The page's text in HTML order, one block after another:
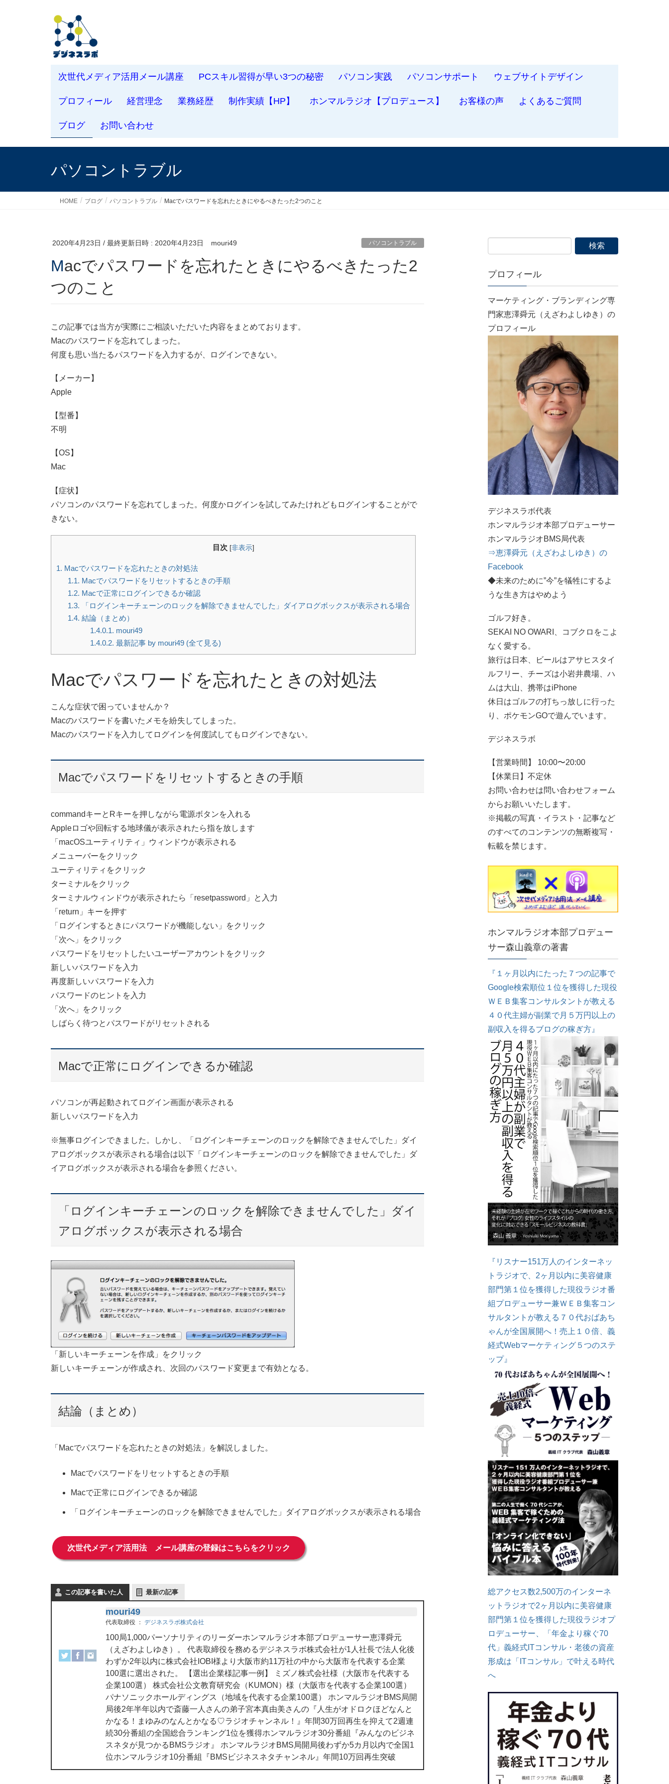
次世代メディア活用メール講座 PCスキル習得が早い3つの秘密 パソコン実践 パソコンサポート ウェブサイトデザイン
プロフィール 経営理念 業務経歴 制作実績【HP】 ホンマルラジオ【プロデュース】 お客様の声 よくあるご質問
ブログ お問い合わせ
パソコントラブル
HOME ブログ パソコントラブル Macでパスワードを忘れたときにやるべきたった2つのこと
2020年4月23日 / 最終更新日時 : 2020年4月23日 mouri49 パソコントラブル
Macでパスワードを忘れたときにやるべきたった2
つのこと
この記事では当方が実際にご相談いただいた内容をまとめております。
Macのパスワードを忘れてしまった。
何度も思い当たるパスワードを入力するが、ログインできない。
【メーカー】
Apple
【型番】
不明
【OS】
Mac
【症状】
パソコンのパスワードを忘れてしまった。何度かログインを試してみたけれどもログインすることがで
きない。
目次 [非表示]
1. Macでパスワードを忘れたときの対処法
1.1. Macでパスワードをリセットするときの手順
1.2. Macで正常にログインできるか確認
1.3. 「ログインキーチェーンのロックを解除できませんでした」ダイアログボックスが表示される場合
1.4. 結論（まとめ）
1.4.0.1. mouri49
1.4.0.2. 最新記事 by mouri49 (全て見る)
Macでパスワードを忘れたときの対処法
こんな症状で困っていませんか？
Macのパスワードを書いたメモを紛失してしまった。
Macのパスワードを入力してログインを何度試してもログインできない。
Macでパスワードをリセットするときの手順
commandキーとRキーを押しながら電源ボタンを入れる
Appleロゴや回転する地球儀が表示されたら指を放します
「macOSユーティリティ」ウィンドウが表示される
メニューバーをクリック
ユーティリティをクリック
ターミナルをクリック
ターミナルウィンドウが表示されたら「resetpassword」と入力
「return」キーを押す
「ログインするときにパスワードが機能しない」をクリック
「次へ」をクリック
パスワードをリセットしたいユーザーアカウントをクリック
新しいパスワードを入力
再度新しいパスワードを入力
パスワードのヒントを入力
「次へ」をクリック
しばらく待つとパスワードがリセットされる
Macで正常にログインできるか確認
パソコンが再起動されてログイン画面が表示される
新しいパスワードを入力
※無事ログインできました。しかし、「ログインキーチェーンのロックを解除できませんでした」ダイ
アログボックスが表示される場合は以下「ログインキーチェーンのロックを解除できませんでした」ダ
イアログボックスが表示される場合を参照ください。
「ログインキーチェーンのロックを解除できませんでした」ダイ
アログボックスが表示される場合
「新しいキーチェーンを作成」をクリック
新しいキーチェーンが作成され、次回のパスワード変更まで有効となる。
結論（まとめ）
「Macでパスワードを忘れたときの対処法」を解説しました。
Macでパスワードをリセットするときの手順
Macで正常にログインできるか確認
「ログインキーチェーンのロックを解除できませんでした」ダイアログボックスが表示される場合
次世代メディア活用法 メール講座の登録はこちらをクリック
この記事を書いた人 最新の記事
mouri49
代表取締役 ： デジネスラボ株式会社
100局1,000パーソナリティのリーダーホンマルラジオ本部プロデューサー恵澤舜元
（えざわよしゆき）。 代表取締役を務めるデジネスラボ株式会社が1人社長で法人化後
わずか2年以内に株式会社IOBI様より大阪市約11万社の中から大阪市を代表する企業
100選に選出された。 【選出企業様記事一例】 ミズノ株式会社様（大阪市を代表する
企業100選） 株式会社公文教育研究会（KUMON）様（大阪市を代表する企業100選）
パナソニックホールディングス（地域を代表する企業100選） ホンマルラジオBMS局開
局後2年半年以内で斎藤一人さんの弟子宮本真由美さんの『人生がオドロクほどなんと
かなる！まゆみのなんとかなる♡ラジオチャンネル！』年間30万回再生を抑えて2週連
続30分番組の全国総合ランキング1位を獲得ホンマルラジオ30分番組『みんなのビジネ
スネタが見つかるBMSラジオ』 ホンマルラジオBMS局開局後わずか5カ月以内で全国1
位ホンマルラジオ10分番組『BMSビジネスネタチャンネル』年間10万回再生突破
プロフィール
マーケティング・ブランディング専
門家恵澤舜元（えざわよしゆき）の
プロフィール
デジネスラボ代表
ホンマルラジオ本部プロデューサー
ホンマルラジオBMS局代表
⇒恵澤舜元（えざわよしゆき）の
Facebook
◆未来のために”今”を犠牲にするよ
うな生き方はやめよう
ゴルフ好き。
SEKAI NO OWARI、コブクロをこよ
なく愛する。
旅行は日本、ビールはアサヒスタイ
ルフリー、チーズは小岩井農場、ハ
ムは大山、携帯はiPhone
休日はゴルフの打ちっ放しに行った
り、ポケモンGOで遊んでいます。
デジネスラボ
【営業時間】 10:00〜20:00
【休業日】不定休
お問い合わせは問い合わせフォーム
からお願いいたします。
※掲載の写真・イラスト・記事など
のすべてのコンテンツの無断複写・
転載を禁じます。
ホンマルラジオ本部プロデュー
サー森山義章の著書
『１ヶ月以内にたった７つの記事で
Google検索順位１位を獲得した現役
ＷＥＢ集客コンサルタントが教える
４０代主婦が副業で月５万円以上の
副収入を得るブログの稼ぎ方』
『リスナー151万人のインターネッ
トラジオで、2ヶ月以内に美容健康
部門第１位を獲得した現役ラジオ番
組プロデューサー兼ＷＥＢ集客コン
サルタントが教える７０代おばあち
ゃんが全国展開へ！売上１０倍、義
経式Webマーケティング５つのステ
ップ』
総アクセス数2,500万のインターネ
ットラジオで2ヶ月以内に美容健康
部門第１位を獲得した現役ラジオプ
ロデューサー、「年金より稼ぐ70
代」義経式ITコンサル・老後の資産
形成は「ITコンサル」で叶える時代
へ